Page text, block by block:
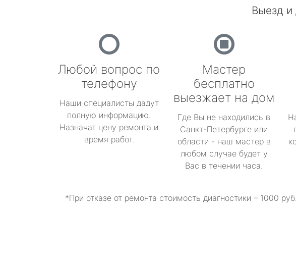
Выезд и
Любой вопрос по
телефону
Наши специалисты дадут
полную информацию.
Назначат цену ремонта и
время работ.
Мастер
бесплатно
выезжает на дом
Где Вы не находились в
Санкт-Петербурге или
области - наш мастер в
любом случае будет у
Вас в течении часа.
*При отказе от ремонта стоимость диагностики – 1000 руб.